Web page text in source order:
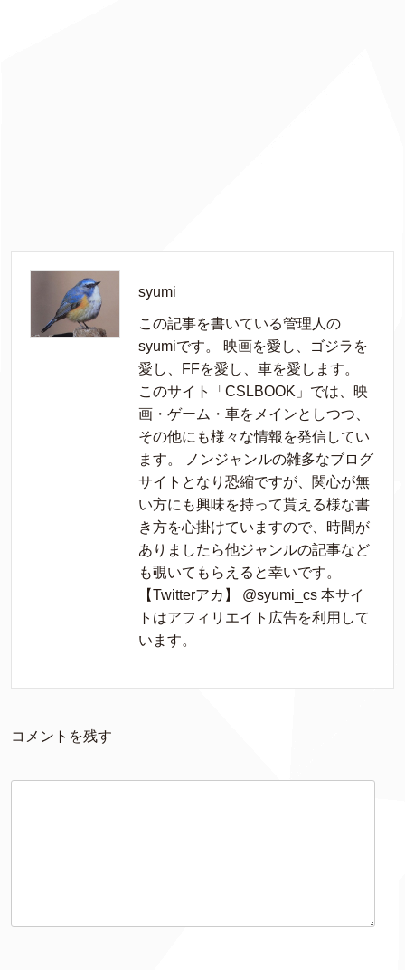
syumi
この記事を書いている管理人の
syumiです。 映画を愛し、ゴジラを
愛し、FFを愛し、車を愛します。
このサイト「CSLBOOK」では、映
画・ゲーム・車をメインとしつつ、
その他にも様々な情報を発信してい
ます。 ノンジャンルの雑多なブログ
サイトとなり恐縮ですが、関心が無
い方にも興味を持って貰える様な書
き方を心掛けていますので、時間が
ありましたら他ジャンルの記事など
も覗いてもらえると幸いです。
【Twitterアカ】 @syumi_cs 本サイ
トはアフィリエイト広告を利用して
います。
コメントを残す